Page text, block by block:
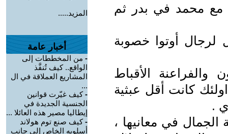
مع محمد في بدر ثم
لرجال أوتوا خصوبة
والفراعنة الأقباط
كانت أقل عبثية
.
في معانيها ،
المزيد.....
أخبار عامة
- من المخططات إلى
الواقع.. كيف تُنفَّذ
المشاريع العملاقة في ال
...
-كيف غيّرت قوانين
الجنسية الجديدة في
إيطاليا مصير هذه العائلا ...
-كيف صنع توم هولاند
أسلوبه الخاص إلى جانب